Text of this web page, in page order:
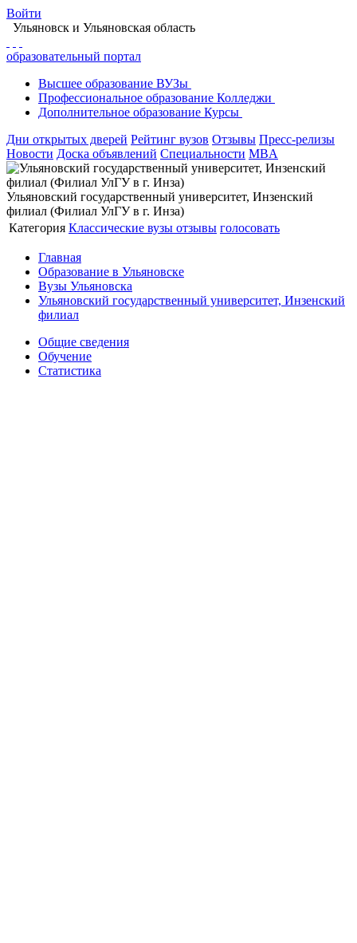
Войти
Ульяновск и Ульяновская область
образовательный портал
Высшее образование ВУЗы
Профессиональное образование Колледжи
Дополнительное образование Курсы
Дни открытых дверей Рейтинг вузов Отзывы Пресс-релизы
Новости Доска объявлений Специальности MBA
Ульяновский государственный университет, Инзенский
филиал (Филиал УлГУ в г. Инза)
Категория Классические вузы отзывы голосовать
Главная
Образование в Ульяновске
Вузы Ульяновска
Ульяновский государственный университет, Инзенский
филиал
Общие сведения
Обучение
Статистика